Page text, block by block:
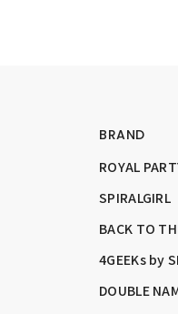
BRAND
ROYAL
SPIRALGIRL
BACK TO
4GEEKs by
DOUBLE